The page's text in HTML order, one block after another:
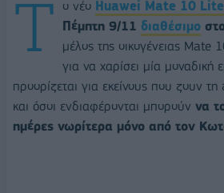
Τ ο νέο Huawei Mate 10 Lite
Πέμπτη 9/11 διαθέσιμο
μέλος της οικογένειας Mate
για να χαρίσει μία μοναδική
προορίζεται για εκείνους που ζουν
και όσοι ενδιαφέρονται μπορούν να
ημέρες νωρίτερα μόνο από τον